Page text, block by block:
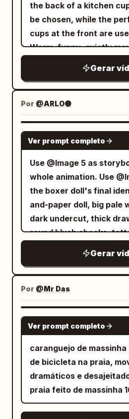
the back of a kitchen
be chosen, while the
cups at the front are
Warm, funny, quietly
Gerar
Por @ARLO🟡
Ver prompt completo
Use @Image 5 as
whole animation. Use
the boxer doll's final
and-paper doll, big pale
dark undercut, thick
round blush cheeks,
Gerar
Por @Mr Das
Ver prompt completo
caranguejo de
de bicicleta na praia,
dramáticos e
praia feito de massinha